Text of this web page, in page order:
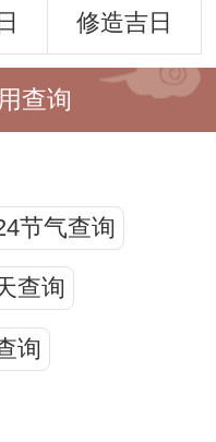
修造吉日
查询
节气查询
查询
询